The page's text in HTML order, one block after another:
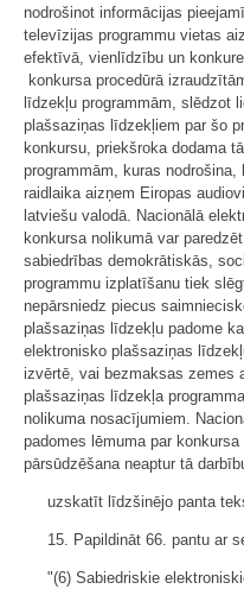
nodrošinot informācijas
televīzijas programmu vietas
efektīvā, vienlīdzību un
konkursa procedūrā
līdzekļu programmām, slēdzot
plašsaziņas līdzekļiem par šo
konkursu, priekšroka dodama
programmām, kuras
raidlaika aizņem Eiropas
latviešu valodā. Nacionālā
konkursa nolikumā var
sabiedrības demokrātiskās,
programmu izplatīšanu tiek
nepārsniedz piecus
plašsaziņas līdzekļu padome
elektronisko plašsaziņas
izvērtē, vai bezmaksas zemes
plašsaziņas līdzekļa
nolikuma nosacījumiem.
padomes lēmuma par
pārsūdzēšana neaptur tā
uzskatīt līdzšinējo panta
15. Papildināt 66. pantu ar
"(6) Sabiedriskie